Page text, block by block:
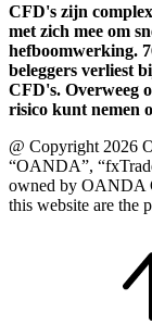
CFD's zijn
met zich mee om
hefboomwerking.
beleggers verliest
CFD's. Overweeg
risico kunt nemen
@ Copyright 2026
“OANDA”,
owned by OANDA
this website are the